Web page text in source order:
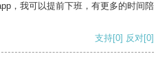
，我可以提前下班，有更多的时间陪
支持[0] 反对[0]